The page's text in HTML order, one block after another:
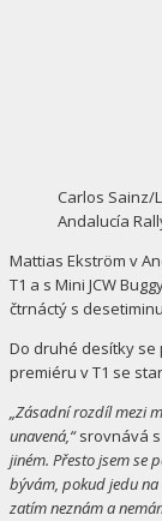
Carlos Sainz/
Andalucía
Mattias Ekström v
T1 a s Mini JCW
čtrnáctý s
Do druhé desítky se
premiéru v T1 se
„Zásadní rozdíl mezi
unavená,“srovnává s
jiném. Přesto jsem se
bývám, pokud jedu
zatím neznám a